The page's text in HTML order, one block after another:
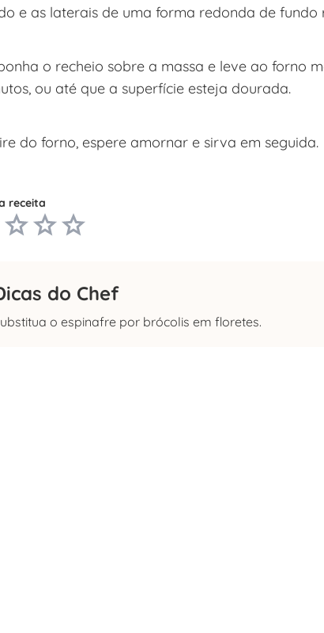
e as laterais de uma forma redonda de
o recheio sobre a massa e leve ao forno
ou até que a superfície esteja dourada.
do forno, espere amornar e sirva em seguida.
receita
do Chef
o espinafre por brócolis em floretes.